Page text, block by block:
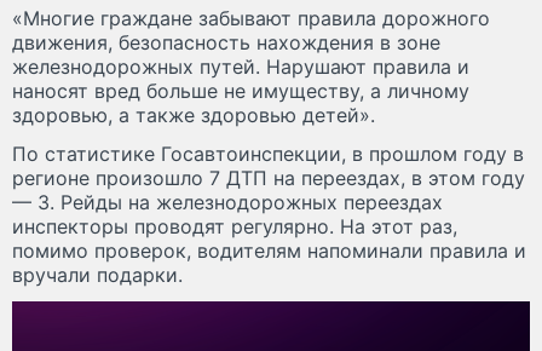
«Многие граждане забывают правила дорожного
движения, безопасность нахождения в зоне
железнодорожных путей. Нарушают правила и
наносят вред больше не имуществу, а личному
здоровью, а также здоровью детей».
По статистике Госавтоинспекции, в прошлом году в
регионе произошло 7 ДТП на переездах, в этом году
— 3. Рейды на железнодорожных переездах
инспекторы проводят регулярно. На этот раз,
помимо проверок, водителям напоминали правила и
вручали подарки.